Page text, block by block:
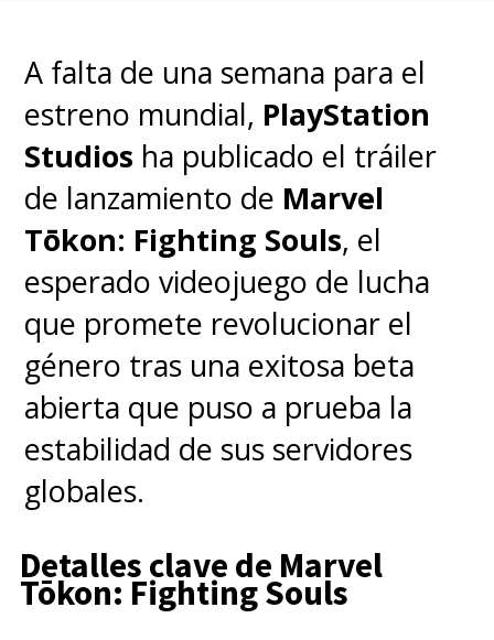
una Serie Dramática .
The#Emmynominees for
Guest Actor in a Drama
Series are:
@DonCheadle
( @FalconAndWinter)
Charles Dance
(@TheCrownNetflix)
Timothy Olyphant
(@TheMandalorian
(@LovecraftHBO)
(@TheMandalorian)
A falta de una semana para el
estreno mundial, PlayStation
Studios ha publicado el tráiler
de lanzamiento de Marvel
Tōkon: Fighting Souls, el
esperado videojuego de lucha
que promete revolucionar el
género tras una exitosa beta
abierta que puso a prueba la
estabilidad de sus servidores
globales.
Detalles clave de Marvel
Tōkon: Fighting Souls